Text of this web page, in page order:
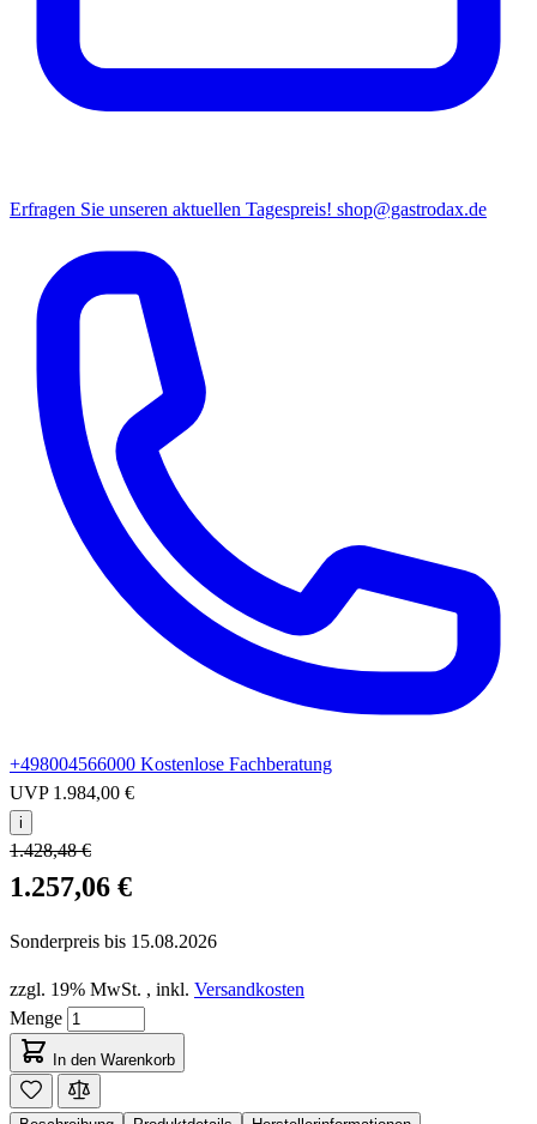
Erfragen Sie unseren aktuellen Tagespreis! shop@gastrodax.de
+498004566000 Kostenlose Fachberatung
UVP 1.984,00 €
i
1.428,48 €
1.257,06 €
Sonderpreis bis 15.08.2026
zzgl. 19% MwSt. , inkl. Versandkosten
Menge
In den Warenkorb